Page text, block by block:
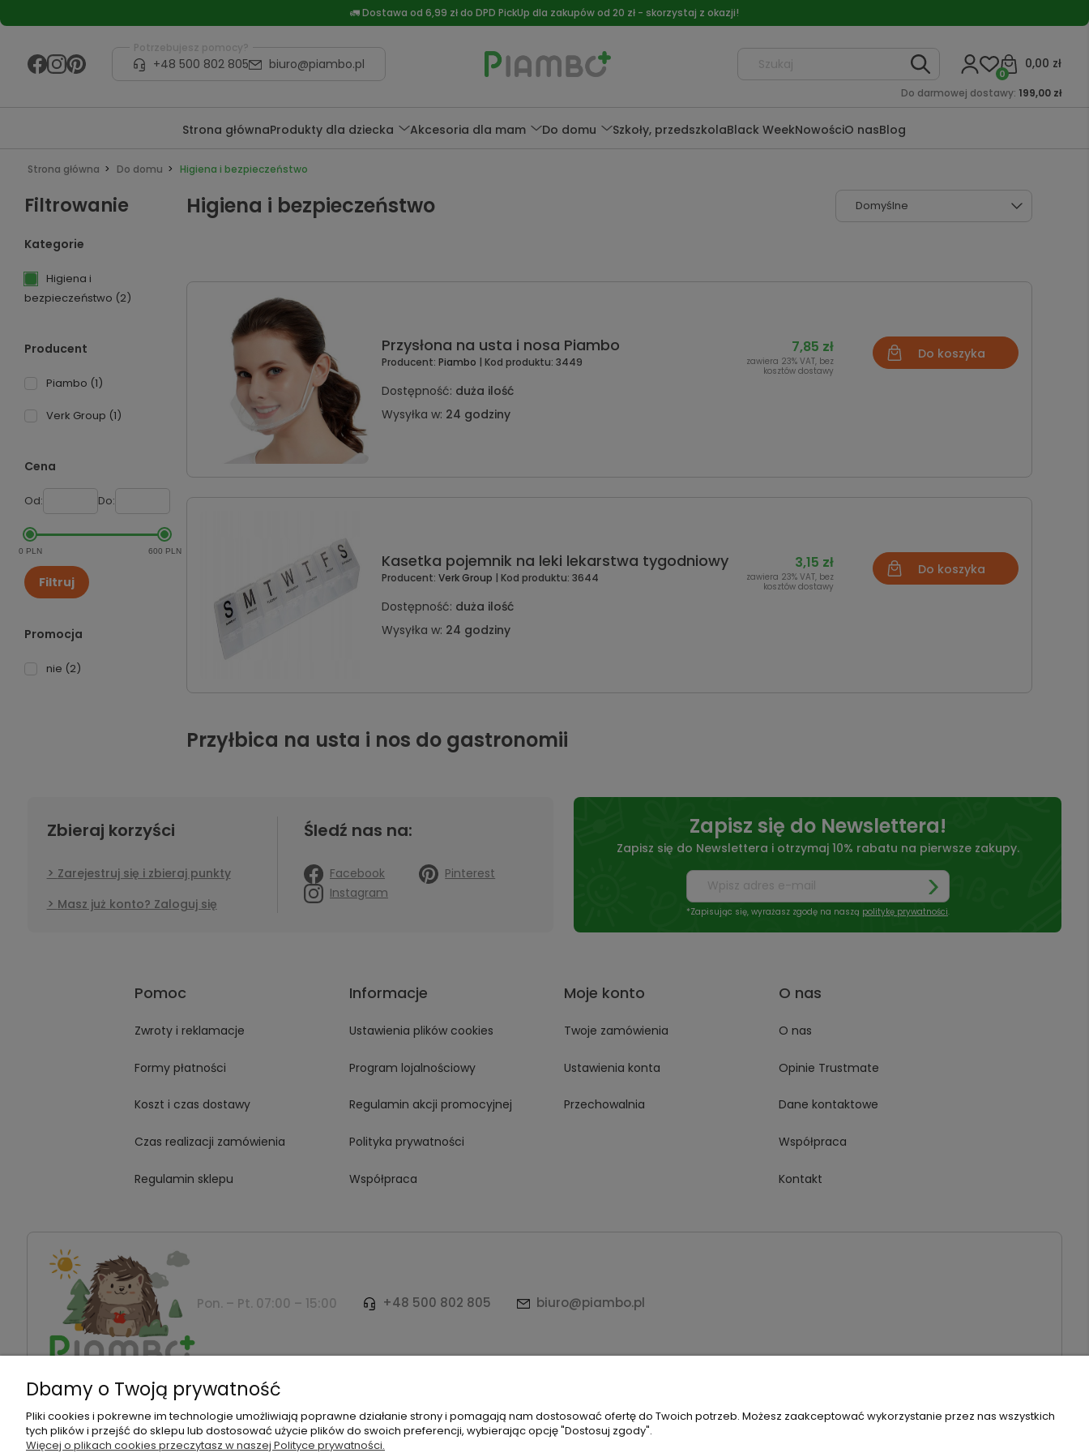
🚛 Dostawa od 6,99 zł do DPD PickUp dla zakupów od 20 zł - skorzystaj z okazji!
Potrzebujesz pomocy?
+48 500 802 805 biuro@piambo.pl
Do darmowej dostawy: 199,00 zł
0,00 zł
0
Strona głównaProdukty dla dziecka Akcesoria dla mam Do domu Szkoły, przedszkolaBlack WeekNowościO nasBlog
Strona główna Do domu Higiena i bezpieczeństwo
Filtrowanie
Kategorie
Higiena i
bezpieczeństwo (2)
Producent
Piambo (1)
Verk Group (1)
Cena
Od: Do:
0 PLN 600 PLN
Filtruj
Promocja
nie (2)
Higiena i bezpieczeństwo
Przysłona na usta i nosa Piambo
Producent: Piambo | Kod produktu: 3449
Dostępność: duża ilość
Wysyłka w: 24 godziny
7,85 zł
zawiera 23% VAT, bez
kosztów dostawy
Do koszyka
Kasetka pojemnik na leki lekarstwa tygodniowy
Producent: Verk Group | Kod produktu: 3644
Dostępność: duża ilość
Wysyłka w: 24 godziny
3,15 zł
zawiera 23% VAT, bez
kosztów dostawy
Do koszyka
Przyłbica na usta i nos do gastronomii
Zbieraj korzyści
Zarejestruj się i zbieraj punkty
Masz już konto? Zaloguj się
Śledź nas na:
Facebook
Pinterest
Instagram
Zapisz się do Newslettera!
Zapisz się do Newslettera i otrzymaj 10% rabatu na pierwsze zakupy.
*Zapisując się, wyrażasz zgodę na naszą politykę prywatności.
Pomoc
Zwroty i reklamacje
Formy płatności
Koszt i czas dostawy
Czas realizacji zamówienia
Regulamin sklepu
Informacje
Ustawienia plików cookies
Program lojalnościowy
Regulamin akcji promocyjnej
Polityka prywatności
Współpraca
Moje konto
Twoje zamówienia
Ustawienia konta
Przechowalnia
O nas
O nas
Opinie Trustmate
Dane kontaktowe
Współpraca
Kontakt
Pon. – Pt. 07:00 – 15:00 +48 500 802 805 biuro@piambo.pl
Montanus | Piambo - akcesoria dla dzieci i niemowlaków | Łętownia 585, 34-242 Łętownia | NIP: 5521713745 | REGON: 122493940 | Email:
Dbamy o Twoją prywatność
Pliki cookies i pokrewne im technologie umożliwiają poprawne działanie strony i pomagają nam dostosować ofertę do Twoich potrzeb. Możesz zaakceptować wykorzystanie przez nas wszystkich
tych plików i przejść do sklepu lub dostosować użycie plików do swoich preferencji, wybierając opcję "Dostosuj zgody".
Więcej o plikach cookies przeczytasz w naszej Polityce prywatności.